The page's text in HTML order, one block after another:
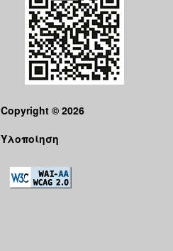
Copyright © 2026
Υλοποίηση